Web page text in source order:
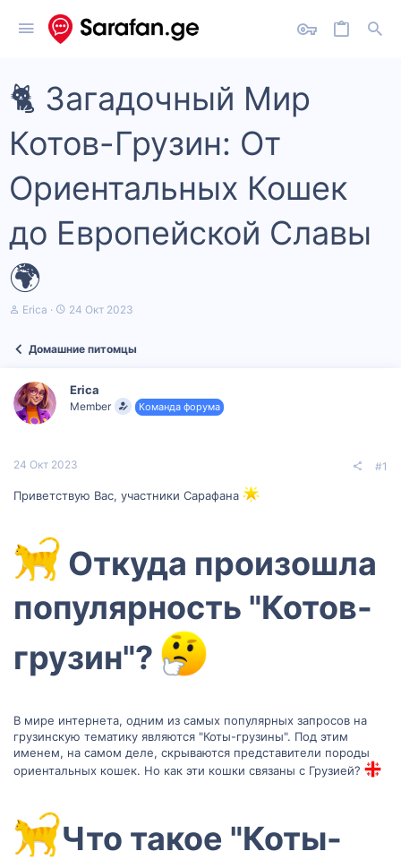
🐈 Загадочный Мир
Котов-Грузин: От
Ориентальных Кошек
до Европейской Славы
🌍
А
т
е
м
ы
Erica
Д
а
ч
а
24 Окт 2023
Домашние питомцы
Erica
Member Команда форума
24 Окт 2023 #1
Приветствую Вас, участники Сарафана
‍ Откуда произошла
популярность "Котов-
грузин"?
В мире интернета, одним из самых популярных запросов на
грузинскую тематику являются "Коты-грузины". Под этим
именем, на самом деле, скрываются представители породы
ориентальных кошек. Но как эти кошки связаны с Грузией?
‍Что такое "Коты-